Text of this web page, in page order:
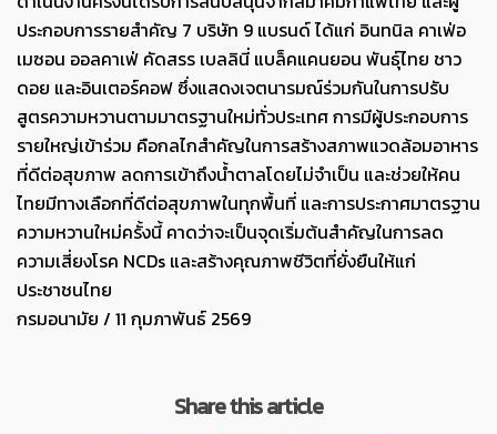
ประกอบการรายสำคัญ 7 บริษัท 9 แบรนด์ ได้แก่ อินทนิล คาเฟ่อ
เมซอน ออลคาเฟ่ คัดสรร เบลลินี่ แบล็คแคนยอน พันธุ์ไทย ชาว
ดอย และอินเตอร์คอฟ ซึ่งแสดงเจตนารมณ์ร่วมกันในการปรับ
สูตรความหวานตามมาตรฐานใหม่ทั่วประเทศ การมีผู้ประกอบการ
รายใหญ่เข้าร่วม คือกลไกสำคัญในการสร้างสภาพแวดล้อมอาหาร
ที่ดีต่อสุขภาพ ลดการเข้าถึงน้ำตาลโดยไม่จำเป็น และช่วยให้คน
ไทยมีทางเลือกที่ดีต่อสุขภาพในทุกพื้นที่ และการประกาศมาตรฐาน
ความหวานใหม่ครั้งนี้ คาดว่าจะเป็นจุดเริ่มต้นสำคัญในการลด
ความเสี่ยงโรค NCDs และสร้างคุณภาพชีวิตที่ยั่งยืนให้แก่
ประชาชนไทย
กรมอนามัย / 11 กุมภาพันธ์ 2569
Share this article